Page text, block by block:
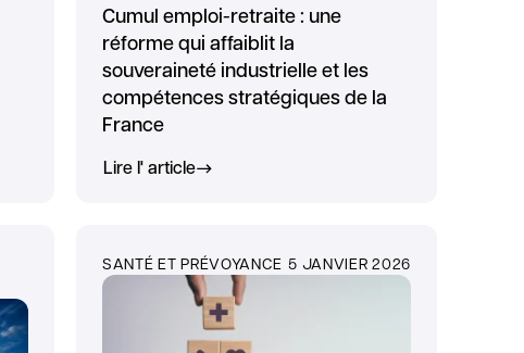
Cumul emploi-retraite : une
réforme qui affaiblit la
souveraineté industrielle et les
compétences stratégiques de la
France
Lire l' article
SANTÉ ET PRÉVOYANCE 5 JANVIER 2026